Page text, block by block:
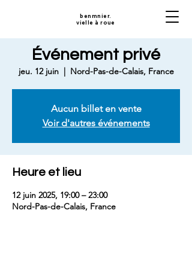
benmnier.
vielle à roue
Événement privé
jeu. 12 juin
  |
Nord-Pas-de-Calais, France
Aucun billet en vente
Voir d'autres événements
Heure et lieu
12 juin 2025, 19:00 – 23:00
Nord-Pas-de-Calais, France